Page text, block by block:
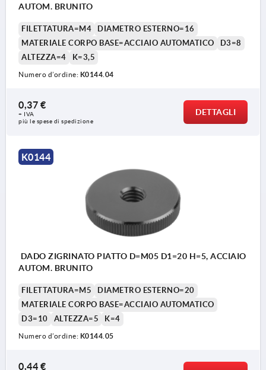
AUTOM. BRUNITO
FILETTATURA=M4
DIAMETRO ESTERNO=16
MATERIALE CORPO BASE=ACCIAIO AUTOMATICO
D3=8
ALTEZZA=4
K=3,5
Numero d’ordine: K0144.04
0,37 €
+ IVA
più le spese di spedizione
DETTAGLI
K0144
DADO ZIGRINATO PIATTO D=M05 D1=20 H=5, ACCIAIO
AUTOM. BRUNITO
FILETTATURA=M5
DIAMETRO ESTERNO=20
MATERIALE CORPO BASE=ACCIAIO AUTOMATICO
D3=10
ALTEZZA=5 K=4
Numero d’ordine: K0144.05
0,44 €